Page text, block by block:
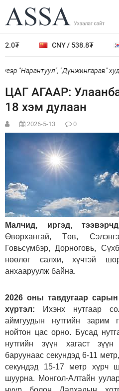
CNY / 538.8₮
"Нарантуул", "Дүнжингарав"
ЦАГ АГААР:
18 хэм дулаан
2026-5-13 0
Малчид, иргэд,
Өвөрхангай, Төв,
Говьсүмбэр, Дорноговь,
нөөлөг салхи, хүчтэй
анхааруулж байна.
2026 оны тавдугаар
хүртэл: Ихэнх нутгаар
аймгуудын нутгийн зарим
нойтон цас орно. Бусад
нутгийн зүүн хагаст
баруунаас секундэд 6-11
секундэд 15-17 метр хүрч
шуурна. Монгол-Алтайн